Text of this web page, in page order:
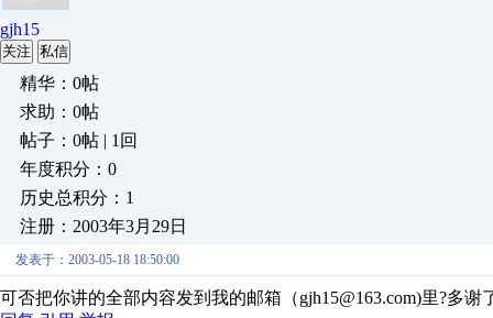
gjh15
关注 私信
精华：0帖
求助：0帖
帖子：0帖 | 1回
年度积分：0
历史总积分：1
注册：2003年3月29日
发表于：2003-05-18 18:50:00
可否把你讲的全部内容发到我的邮箱（gjh15@163.com)里?多谢